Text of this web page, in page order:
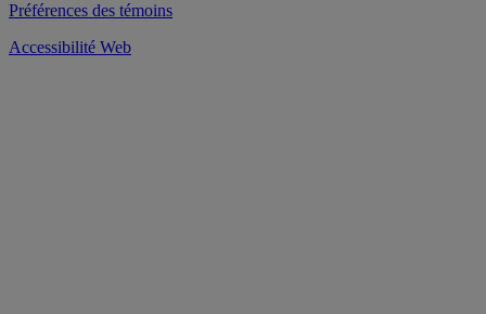
Préférences des témoins
Accessibilité Web